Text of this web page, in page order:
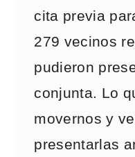
cita previa
279 vecinos
pudieron
conjunta. Lo
movernos y
presentarlas